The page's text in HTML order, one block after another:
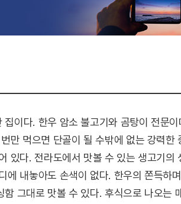
이다. 한우 암소 불고기와 곰탕이 전문
만 먹으면 단골이 될 수밖에 없는 강력한
있다. 전라도에서 맛볼 수 있는 생고기의
내놓아도 손색이 없다. 한우의 쫀득하
그대로 맛볼 수 있다. 후식으로 나오는